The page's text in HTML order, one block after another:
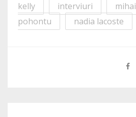
kelly
interviuri
mihai
pohontu
nadia lacoste